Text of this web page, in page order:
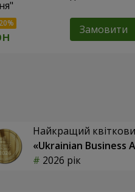
Замовити
Найкращий
«Ukrainian Business
2026 рік